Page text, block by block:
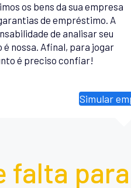
os bens da sua empresa
de empréstimo. A
de analisar seu
é nossa. Afinal, para jogar
é preciso confiar!
Simular
falta